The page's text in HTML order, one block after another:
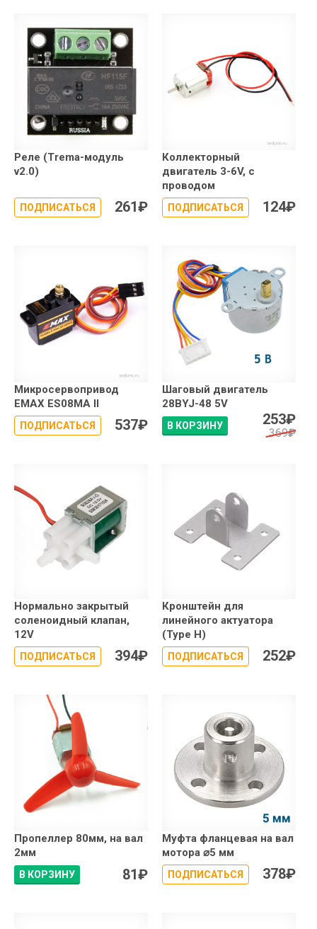
Реле (Trema-модуль
v2.0)
ПОДПИСАТЬСЯ 261₽
Коллекторный
двигатель 3-6V, с
проводом
ПОДПИСАТЬСЯ 124₽
Микросервопривод
EMAX ES08MA II
ПОДПИСАТЬСЯ 537₽
Шаговый двигатель
28BYJ-48 5V
В КОРЗИНУ 253₽
369₽
Нормально закрытый
соленоидный клапан,
12V
ПОДПИСАТЬСЯ 394₽
Кронштейн для
линейного актуатора
(Type H)
ПОДПИСАТЬСЯ 252₽
Пропеллер 80мм, на вал
2мм
В КОРЗИНУ 81₽
Муфта фланцевая на вал
мотора ⌀5 мм
ПОДПИСАТЬСЯ 378₽